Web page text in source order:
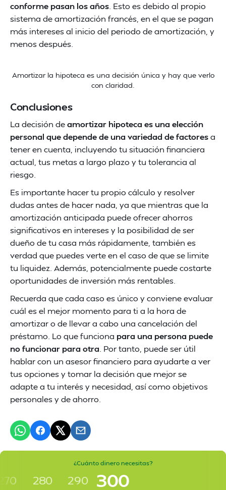
conforme pasan los años . Esto es debido al propio
sistema de amortización francés, en el que se pagan
más intereses al inicio del periodo de amortización, y
menos después.
Amortizar la hipoteca es una decisión única y hay que verlo
con claridad.
Conclusiones
La decisión deamortizar hipoteca es una elección
personal que depende de una variedad de factoresa
tener en cuenta, incluyendo tu situación financiera
actual, tus metas a largo plazo y tu tolerancia al
riesgo.
Es importante hacer tu propio cálculo y resolver
dudas antes de hacer nada, ya que mientras que la
amortización anticipada puede ofrecer ahorros
significativos en intereses y la posibilidad de ser
dueño de tu casa más rápidamente, también es
verdad que puedes verte en el caso de que se limite
tu liquidez. Además, potencialmente puede costarte
oportunidades de inversión más rentables.
Recuerda que cada caso es único y conviene evaluar
cuál es el mejor momento para ti a la hora de
amortizar o de llevar a cabo una cancelación del
préstamo. Lo que funciona para una persona puede
no funcionar para otra . Por tanto, puede ser útil
hablar con un asesor financiero para ayudarte a ver
tus opciones y tomar la decisión que mejor se
adapte a tu interés y necesidad, así como objetivos
personales y de ahorro.
¿Cuánto dinero necesitas?
280 290 300